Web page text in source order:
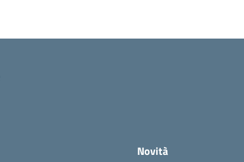
Novità